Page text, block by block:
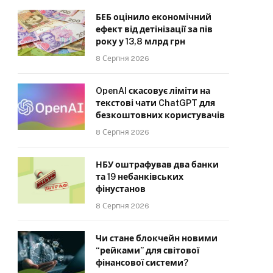
БЕБ оцінило економічний
ефект від детінізації за пів
року у 13,8 млрд грн
8 Серпня 2026
OpenAI скасовує ліміти на
текстові чати ChatGPT для
безкоштовних користувачів
8 Серпня 2026
НБУ оштрафував два банки
та 19 небанківських
фінустанов
8 Серпня 2026
Чи стане блокчейн новими
“рейками” для світової
фінансової системи?